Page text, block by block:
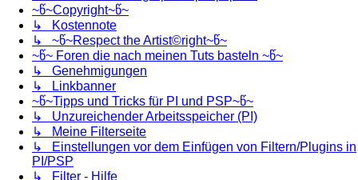
~წ~Copyright~წ~
↳ Kostennote
↳ ~წ~Respect the Artist©right~წ~
~წ~ Foren die nach meinen Tuts basteln ~წ~
↳ Genehmigungen
↳ Linkbanner
~წ~Tipps und Tricks für PI und PSP~წ~
↳ Unzureichender Arbeitsspeicher (PI)
↳ Meine Filterseite
↳ Einstellungen vor dem Einfügen von Filtern/Plugins in
PI/PSP
↳ Filter - Hilfe